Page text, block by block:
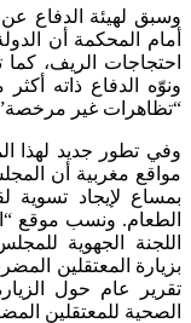
وسبق لهيئة الدفاع
أمام المحكمة أن
احتجاجات الريف،
ونوّه الدفاع ذاته
“تظاهرات غير
وفي تطور جديد لهذا
مواقع مغربية أن
بمساع لإيجاد
الطعام. ونسب موقع
اللجنة الجهوية
بزيارة المعتقلين
تقرير عام حول
الصحية للمعتقلين